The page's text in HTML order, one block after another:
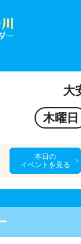
drawer drawer--
大
木曜日
本日の
イベントを見る
、新たに地元香川の
始めました。